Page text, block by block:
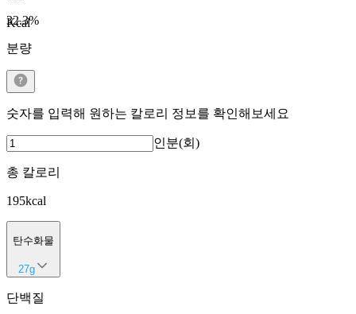
Kcal
32.3%
분량
숫자를 입력해 원하는 칼로리 정보를 확인해보세요
인분(회)
총 칼로리
195kcal
탄수화물
27g
단백질